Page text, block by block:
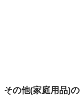
その他(家庭用品)